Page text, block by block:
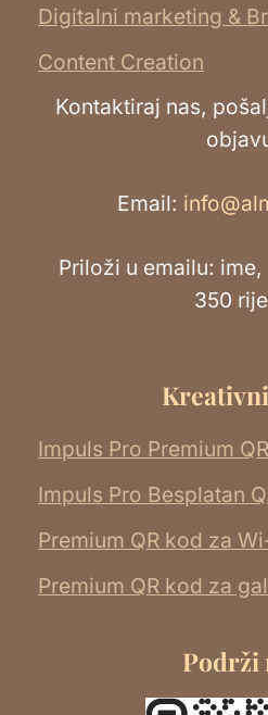
Digitalni marketing &
Content Creation
Kontaktiraj nas,
Email:
Priloži u emailu:
350
Impuls Pro Premium
Impuls Pro Besplatan
Premium QR kod za
Premium QR kod za
Podrži